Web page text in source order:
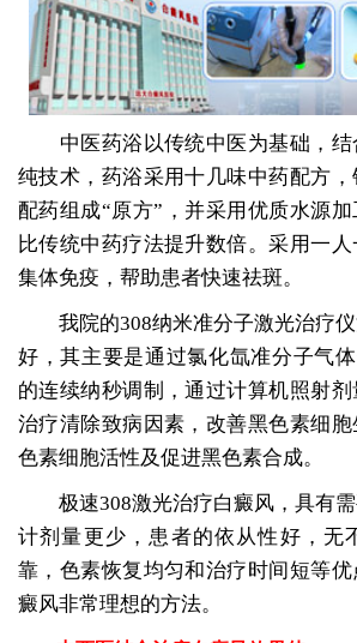
中医药浴以传统中医为基础，结
纯技术，药浴采用十几味中药配方
配药组成“原方”，并采用优质水源加
比传统中药疗法提升数倍。采用一
集体免疫，帮助患者快速祛斑。
我院的308纳米准分子激光治疗仪
好，其主要是通过氯化氙准分子气
的连续纳秒调制，通过计算机照射
治疗清除致病因素，改善黑色素细
色素细胞活性及促进黑色素合成。
极速308激光治疗白癜风，具有需
计剂量更少，患者的依从性好，无
靠，色素恢复均匀和治疗时间短等优
癜风非常理想的方法。